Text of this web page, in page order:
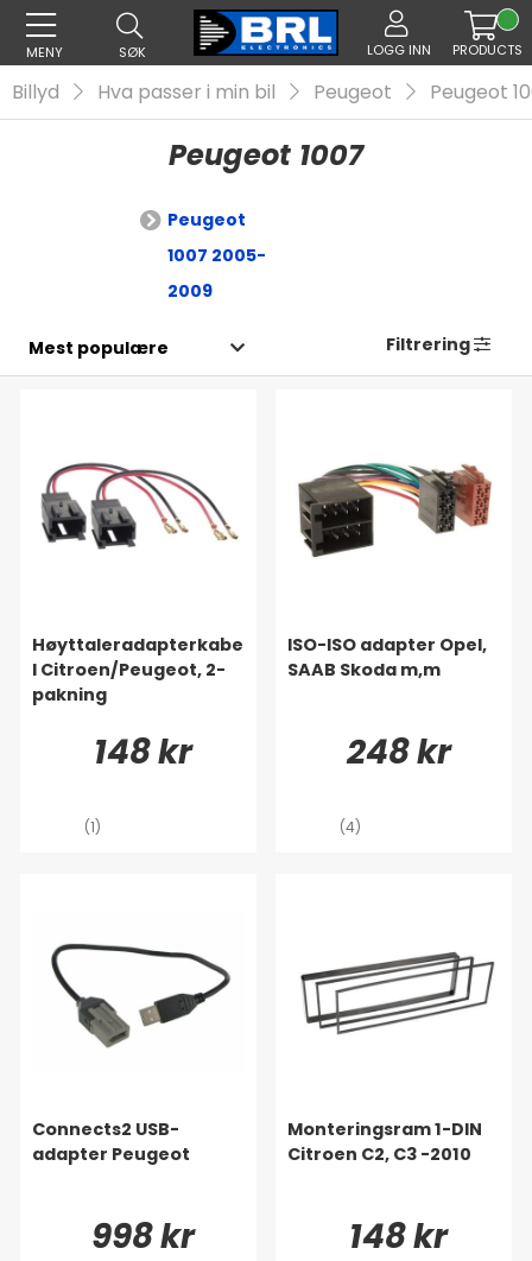
MENY SØK LOGG INN PRODUCTS
Billyd Hva passer i min bil Peugeot Peugeot
Peugeot 1007
Peugeot
1007 2005-
2009
Filtrering
Høyttaleradapterkabe
l Citroen/Peugeot, 2-
pakning
148 kr
(1)
ISO-ISO adapter Opel,
SAAB Skoda m,m
248 kr
(4)
Connects2 USB-
adapter Peugeot
998 kr
Monteringsram 1-DIN
Citroen C2, C3 -2010
148 kr